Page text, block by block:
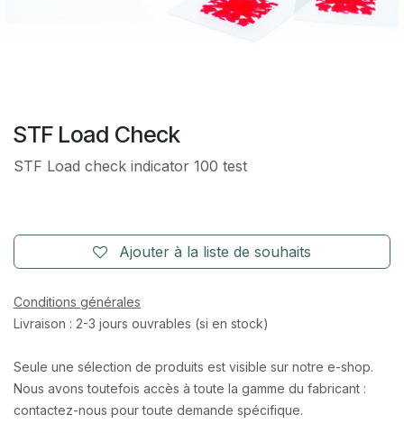
STF Load Check
STF Load check indicator 100 test
Ajouter à la liste de souhaits
Conditions générales
Livraison : 2-3 jours ouvrables (si en stock)
Seule une sélection de produits est visible sur notre e-shop.
Nous avons toutefois accès à toute la gamme du fabricant :
contactez-nous pour toute demande spécifique.